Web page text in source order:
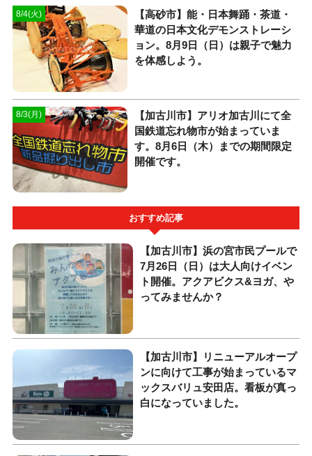
8/4(火)
【高砂市】能・日本舞踊・茶道・
華道の日本文化デモンストレーシ
ョン。8月9日（日）は親子で魅力
を体感しよう。
8/3(月)
【加古川市】アリオ加古川にて全
国鉄道忘れ物市が始まっていま
す。8月6日（木）までの期間限定
開催です。
おすすめ記事
【加古川市】浜の宮市民プールで
7月26日（日）は大人向けイベン
ト開催。アクアビクス&ヨガ、や
ってみませんか？
【加古川市】リニューアルオープ
ンに向けて工事が始まっているマ
ックスバリュ安田店。看板が真っ
白になっていました。